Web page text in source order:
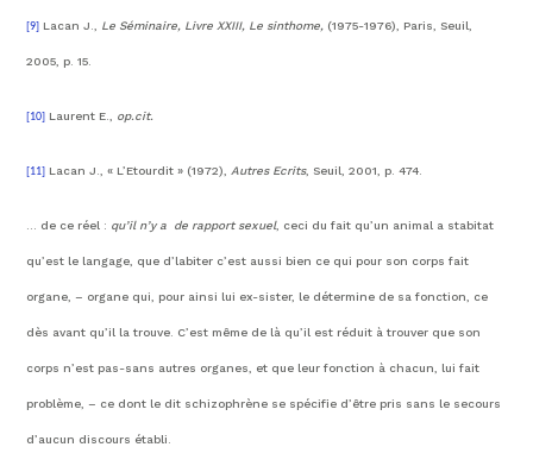
[9] Lacan J., Le Séminaire, Livre XXIII, Le sinthome, (1975-1976), Paris, Seuil,
2005, p. 15.
[10] Laurent E., op.cit.
[11] Lacan J., « L’Etourdit » (1972), Autres Ecrits, Seuil, 2001, p. 474.
… de ce réel : qu’il n’y a de rapport sexuel, ceci du fait qu’un animal a stabitat
qu’est le langage, que d’labiter c’est aussi bien ce qui pour son corps fait
organe, – organe qui, pour ainsi lui ex-sister, le détermine de sa fonction, ce
dès avant qu’il la trouve. C’est même de là qu’il est réduit à trouver que son
corps n’est pas-sans autres organes, et que leur fonction à chacun, lui fait
problème, – ce dont le dit schizophrène se spécifie d’être pris sans le secours
d’aucun discours établi.